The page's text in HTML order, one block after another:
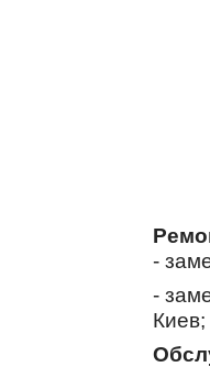
-
-
Киев;